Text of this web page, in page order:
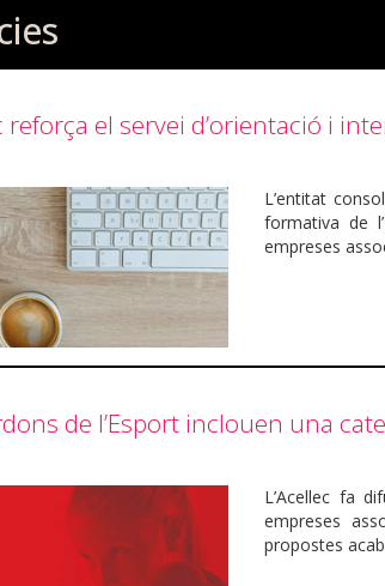
reforça el servei d’orientació i
L’entitat
formativa de
empreses
de l’Esport inclouen una
L’Acellec fa
empreses
propostes